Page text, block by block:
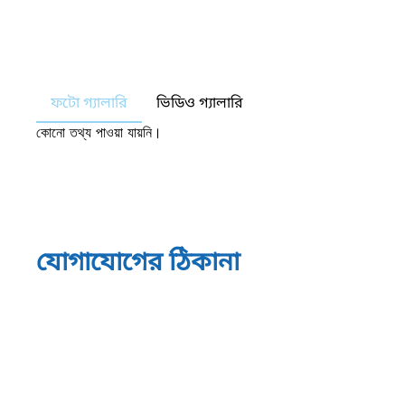
ফটো গ্যালারি ভিডিও গ্যালারি
কোনো তথ্য পাওয়া যায়নি।
যোগাযোগের ঠিকানা